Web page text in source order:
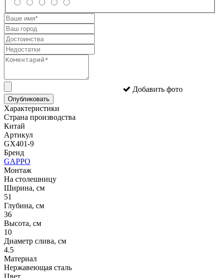
Добавить фото
Опубликовать
Характеристики
Страна производства
Китай
Артикул
GX401-9
Бренд
GAPPO
Монтаж
На столешницу
Ширина, см
51
Глубина, см
36
Высота, см
10
Диаметр слива, см
4.5
Материал
Нержавеющая сталь